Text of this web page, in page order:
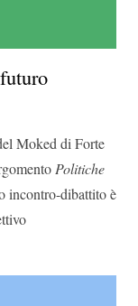
Moked di Forte
Politiche
incontro-dibattito è